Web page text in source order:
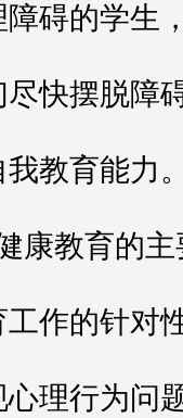
障碍的学生
尽快摆脱障
教育能力
康教育的
作的针对
理行为问